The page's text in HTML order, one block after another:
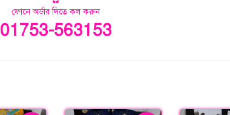
ফোনে অর্ডার দিতে কল করুন
01753-563153